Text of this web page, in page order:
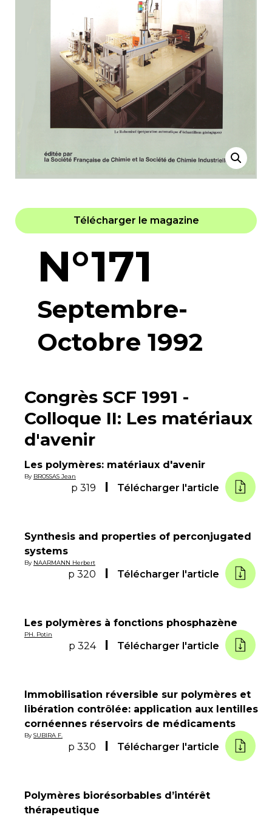
Télécharger le magazine
N°171
Septembre-
Octobre 1992
Congrès SCF 1991 -
Colloque II: Les matériaux
d'avenir
Les polymères: matériaux d'avenir
By BROSSAS Jean
p 319 Télécharger l'article
Synthesis and properties of perconjugated
systems
By NAARMANN Herbert
p 320 Télécharger l'article
Les polymères à fonctions phosphazène
PH. Potin
p 324 Télécharger l'article
Immobilisation réversible sur polymères et
libération contrôlée: application aux lentilles
cornéennes réservoirs de médicaments
By SUBIRA F.
p 330 Télécharger l'article
Polymères biorésorbables d’intérêt
thérapeutique